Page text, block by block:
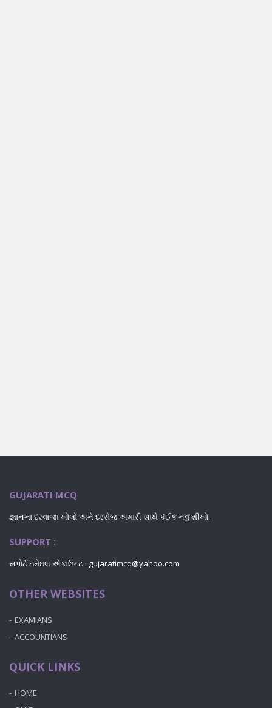
GUJARATI MCQ
જ્ઞાનના દરવાજા ખોલો અને દરરોજ અમારી સાથે કંઈક નવું શીખો.
SUPPORT :
સપોર્ટ ઇમેઇલ એકાઉન્ટ : gujaratimcq@yahoo.com
OTHER WEBSITES
EXAMIANS
ACCOUNTIANS
QUICK LINKS
HOME